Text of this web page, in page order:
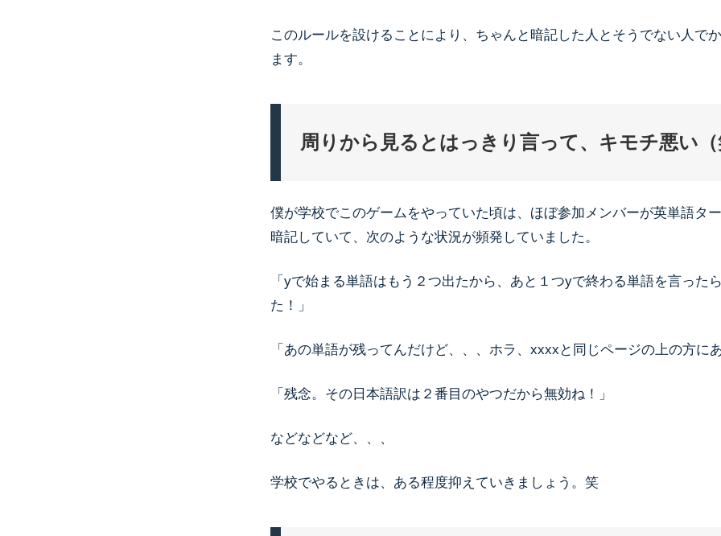
このルールを設けることにより、ちゃんと暗記した人とそうでない人で
ます。
周りから見るとはっきり言って、キモチ悪い
僕が学校でこのゲームをやっていた頃は、ほぼ参加メンバーが英単語タ
暗記していて、次のような状況が頻発していました。
「yで始まる単語はもう２つ出たから、あと１つyで終わる単語を言った
た！」
「あの単語が残ってんだけど、、、ホラ、xxxxと同じページの上の方に
「残念。その日本語訳は２番目のやつだから無効ね！」
などなどなど、、、
学校でやるときは、ある程度抑えていきましょう。笑